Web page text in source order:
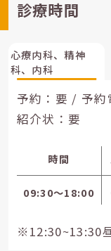
診療時間
心療内科、精神
科、内科
予約：要 / 予約
紹介状：要
時間
09:30〜18:00
※12:30~13:30